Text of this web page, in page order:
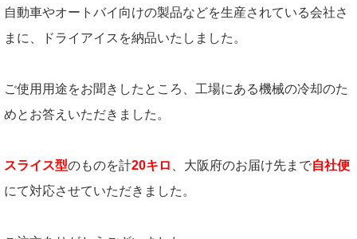
自動車やオートバイ向けの製品などを生産されている会社さ
まに、ドライアイスを納品いたしました。
ご使用用途をお聞きしたところ、工場にある機械の冷却のた
めとお答えいただきました。
スライス型のものを計20キロ 、大阪府のお届け先まで自社便
にて対応させていただきました。